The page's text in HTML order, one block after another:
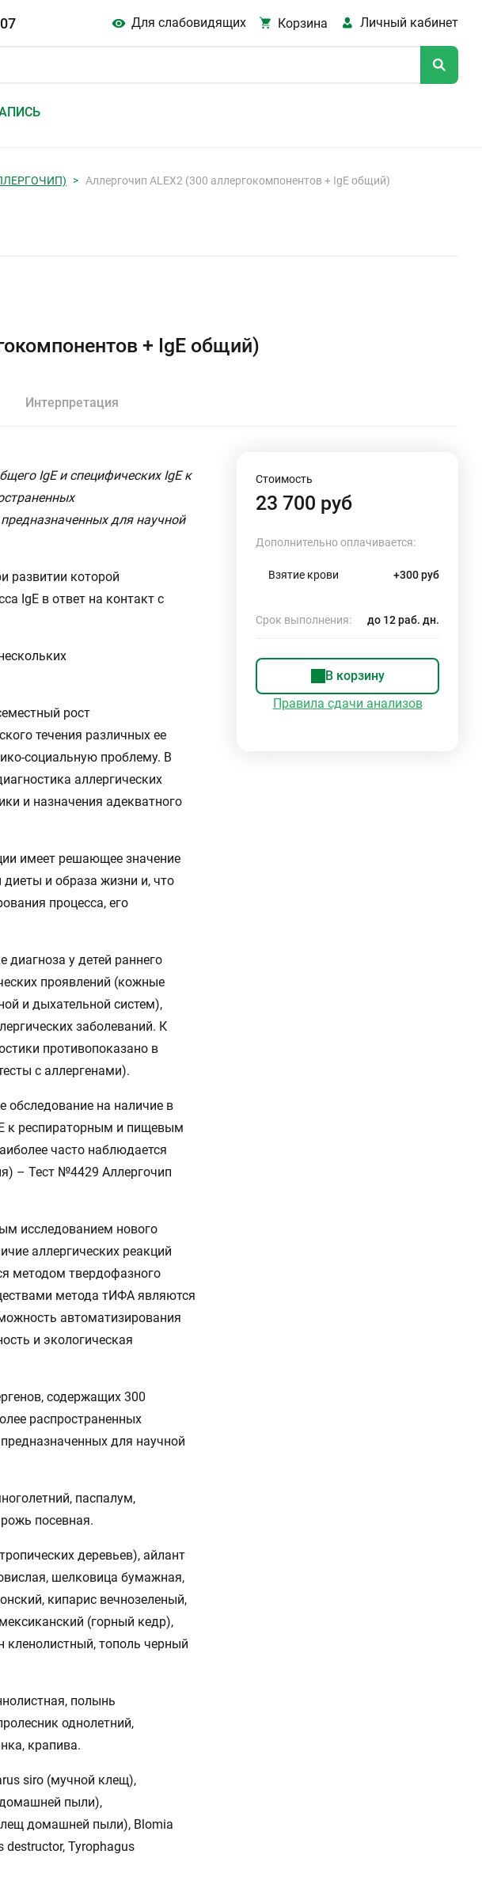
Для слабовидящих Корзина Личный кабинет
Аллергочип ALEX2 (300 аллергокомпонентов + IgE общий)
+ IgE общий)
Интерпретация
IgE и специфических IgE к
для научной
развитии которой
IgE в ответ на контакт с
рост
течения различных ее
социальную проблему. В
аллергических
и назначения адекватного
имеет решающее значение
диеты и образа жизни и, что
процесса, его
диагноза у детей раннего
проявлений (кожные
и дыхательной систем),
заболеваний. К
противопоказано в
с аллергенами).
на наличие в
к респираторным и пищевым
часто наблюдается
– Тест №4429 Аллергочип
исследованием нового
аллергических реакций
методом твердофазного
метода тИФА являются
автоматизирования
и экологическая
содержащих 300
распространенных
для научной
паспалум,
посевная.
деревьев), айлант
шелковица бумажная,
кипарис вечнозеленый,
(горный кедр),
тополь черный
полынь
однолетний,
крапива.
siro (мучной клещ),
пыли),
домашней пыли), Blomia
destructor, Tyrophagus
Стоимость
23 700 руб
Дополнительно оплачивается:
Взятие крови +300 руб
Срок выполнения: до 12 раб. дн.
В корзину
Правила сдачи анализов